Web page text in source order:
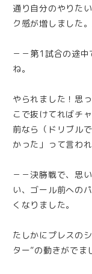
通り自分のやりた
ク感が増しました
－－第1試合の途
ね。
やられました！思
こで抜けてればチ
前なら（ドリブル
かった」って言わ
－－決勝戦で、思
い、ゴール前への
くなりました。
たしかにプレスの
ター”の動きがでま